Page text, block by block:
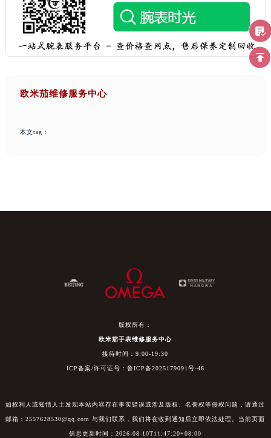
欧米茄维修服务中心
本文tag：
版权所有：
欧米茄手表维修服务中心
接待时间：9:00-19:30
ICP备案/许可证号：鲁ICP备2025179091号-46
如权利人或知情人士发现本站内容存在事实错误或涉及版权、名誉权等侵权问题，请通过
邮箱：2557628530@qq.com 与我们联系，我们将在收到通知后立即依法处理。当前页面
信息更新时间：2026-08-10T11:47:20+08:00